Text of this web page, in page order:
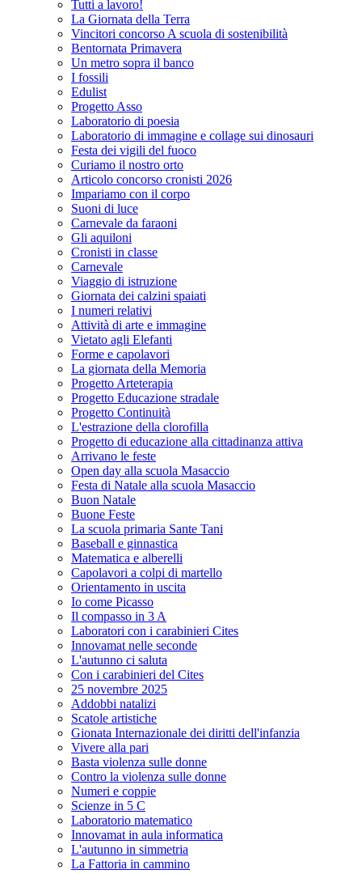
Tutti a lavoro!
La Giornata della Terra
Vincitori concorso A scuola di sostenibilità
Bentornata Primavera
Un metro sopra il banco
I fossili
Edulist
Progetto Asso
Laboratorio di poesia
Laboratorio di immagine e collage sui dinosauri
Festa dei vigili del fuoco
Curiamo il nostro orto
Articolo concorso cronisti 2026
Impariamo con il corpo
Suoni di luce
Carnevale da faraoni
Gli aquiloni
Cronisti in classe
Carnevale
Viaggio di istruzione
Giornata dei calzini spaiati
I numeri relativi
Attività di arte e immagine
Vietato agli Elefanti
Forme e capolavori
La giornata della Memoria
Progetto Arteterapia
Progetto Educazione stradale
Progetto Continuità
L'estrazione della clorofilla
Progetto di educazione alla cittadinanza attiva
Arrivano le feste
Open day alla scuola Masaccio
Festa di Natale alla scuola Masaccio
Buon Natale
Buone Feste
La scuola primaria Sante Tani
Baseball e ginnastica
Matematica e alberelli
Capolavori a colpi di martello
Orientamento in uscita
Io come Picasso
Il compasso in 3 A
Laboratori con i carabinieri Cites
Innovamat nelle seconde
L'autunno ci saluta
Con i carabinieri del Cites
25 novembre 2025
Addobbi natalizi
Scatole artistiche
Gionata Internazionale dei diritti dell'infanzia
Vivere alla pari
Basta violenza sulle donne
Contro la violenza sulle donne
Numeri e coppie
Scienze in 5 C
Laboratorio matematico
Innovamat in aula informatica
L'autunno in simmetria
La Fattoria in cammino